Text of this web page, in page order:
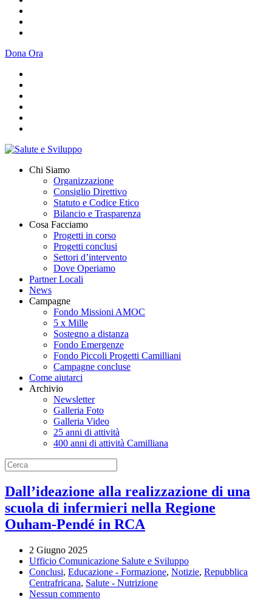
Dona Ora
Chi Siamo
Organizzazione
Consiglio Direttivo
Statuto e Codice Etico
Bilancio e Trasparenza
Cosa Facciamo
Progetti in corso
Progetti conclusi
Settori d’intervento
Dove Operiamo
Partner Locali
News
Campagne
Fondo Missioni AMOC
5 x Mille
Sostegno a distanza
Fondo Emergenze
Fondo Piccoli Progetti Camilliani
Campagne concluse
Come aiutarci
Archivio
Newsletter
Galleria Foto
Galleria Video
25 anni di attività
400 anni di attività Camilliana
Dall’ideazione alla realizzazione di una
scuola di infermieri nella Regione
Ouham-Pendé in RCA
2 Giugno 2025
Ufficio Comunicazione Salute e Sviluppo
Conclusi, Educazione - Formazione, Notizie, Repubblica
Centrafricana, Salute - Nutrizione
Nessun commentosu